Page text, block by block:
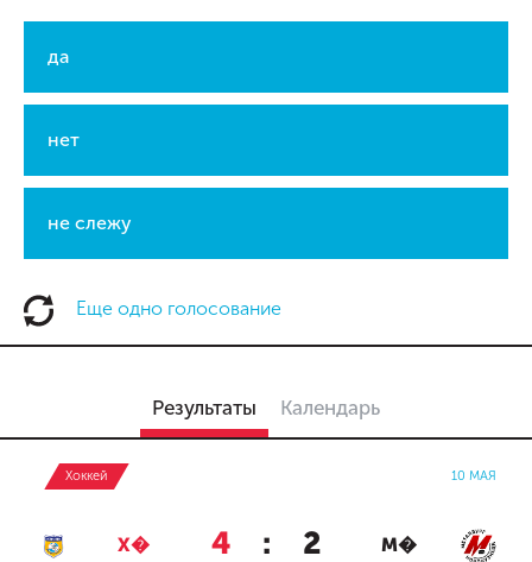
да
нет
не слежу
Еще одно голосование
Результаты Календарь
Хоккей 10 МАЯ
Х� 4 : 2 М�